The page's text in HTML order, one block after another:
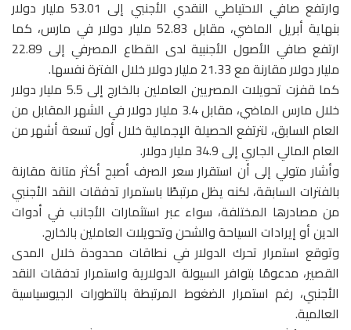
وارتفع صافي الاحتياطي النقدي الأجنبي إلى 53.01 مليار دولار
بنهاية أبريل الماضي، مقابل 52.83 مليار دولار في مارس، كما
ارتفع صافي الأصول الأجنبية لدى القطاع المصرفي إلى 22.89
مليار دولار مقارنة مع 21.33 مليار دولار خلال الفترة نفسها.
كما قفزت تحويلات المصريين العاملين بالخارج إلى 5.5 مليار دولار
خلال مارس الماضي، مقابل 3.4 مليار دولار في الشهر المقابل من
العام السابق، لترتفع الحصيلة الإجمالية خلال أول تسعة أشهر من
العام المالي الجاري إلى 34.9 مليار دولار.
وأشار متولي إلى أن استقرار سعر الصرف أصبح أكثر متانة مقارنة
بالفترات السابقة، لكنه يظل مرتبطًا باستمرار تدفقات النقد الأجنبي
من مصادرها المختلفة، سواء عبر استثمارات الأجانب في أدوات
الدين أو إيرادات السياحة والشحن وتحويلات العاملين بالخارج.
وتوقع استمرار تحرك الدولار في نطاقات محدودة خلال المدى
القصير، مدعومًا بتوافر السيولة الدولارية واستمرار تدفقات النقد
الأجنبي، رغم استمرار الضغوط المرتبطة بالتطورات الجيوسياسية
العالمية.